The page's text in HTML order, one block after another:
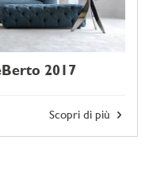
2017
Scopri di più